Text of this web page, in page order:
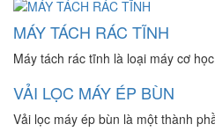
MÁY TÁCH RÁC TĨNH
Máy tách rác tĩnh là loại máy cơ
VẢI LỌC MÁY ÉP BÙN
Vải lọc máy ép bùn là một thành